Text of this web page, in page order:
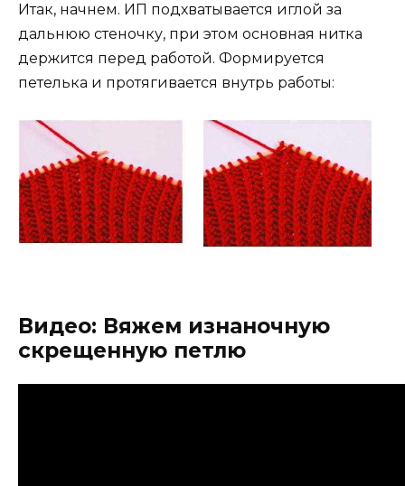
Итак, начнем. ИП подхватывается иглой за
дальнюю стеночку, при этом основная нитка
держится перед работой. Формируется
петелька и протягивается внутрь работы:
Видео: Вяжем изнаночную
скрещенную петлю